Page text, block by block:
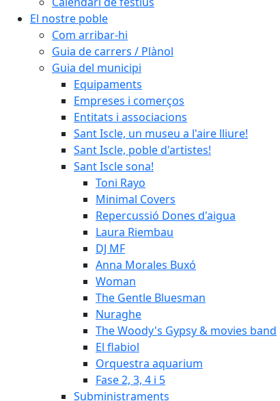
El nostre poble
Com arribar-hi
Guia de carrers / Plànol
Guia del municipi
Equipaments
Empreses i comerços
Entitats i associacions
Sant Iscle, un museu a l'aire lliure!
Sant Iscle, poble d'artistes!
Sant Iscle sona!
Toni Rayo
Minimal Covers
Repercussió Dones d'aigua
Laura Riembau
DJ MF
Anna Morales Buxó
Woman
The Gentle Bluesman
Nuraghe
The Woody's Gypsy & movies band
El flabiol
Orquestra aquarium
Fase 2, 3, 4 i 5
Subministraments